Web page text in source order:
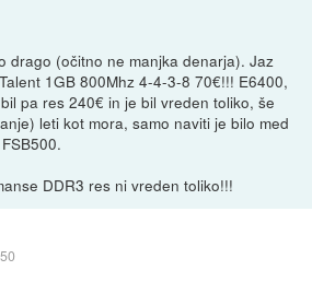
drago (očitno ne manjka denarja). Jaz
1GB 800Mhz 4-4-3-8 70€!!! E6400,
pa res 240€ in je bil vreden toliko, še
leti kot mora, samo naviti je bilo med
DDR3 res ni vreden toliko!!!